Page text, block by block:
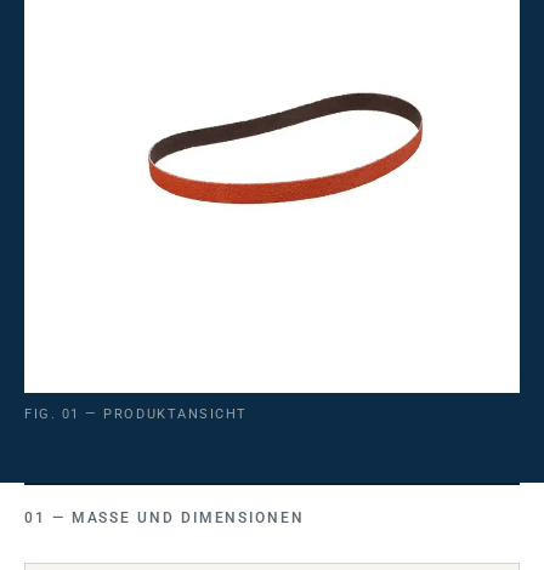
FIG. 01 — PRODUKTANSICHT
MASSE UND DIMENSIONEN